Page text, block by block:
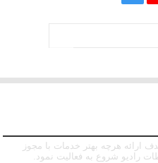
۷۲۱۶۱۶۴۲ از سال ۸۹ با هدف ارائه هرچه بهتر خدمات با مجوز
رادیو شروع به فعالیت نمود.